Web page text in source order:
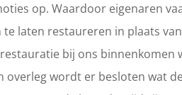
op. Waardoor eigenaren
laten restaureren in plaats
bij ons binnenkomen
overleg wordt er besloten wat